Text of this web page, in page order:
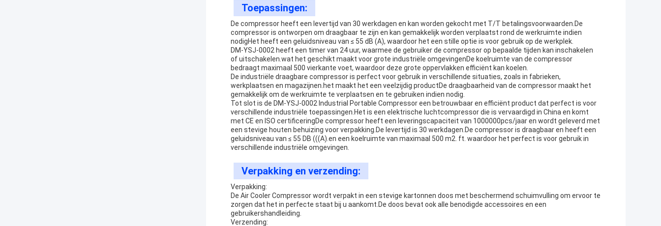
Toepassingen:
De compressor heeft een levertijd van 30 werkdagen en kan worden gekocht met T/T betalingsvoorwaarden.De
compressor is ontworpen om draagbaar te zijn en kan gemakkelijk worden verplaatst rond de werkruimte indien
nodigHet heeft een geluidsniveau van ≤ 55 dB (A), waardoor het een stille optie is voor gebruik op de werkplek.
DM-YSJ-0002 heeft een timer van 24 uur, waarmee de gebruiker de compressor op bepaalde tijden kan inschakelen
of uitschakelen.wat het geschikt maakt voor grote industriële omgevingenDe koelruimte van de compressor
bedraagt maximaal 500 vierkante voet, waardoor deze grote oppervlakken efficiënt kan koelen.
De industriële draagbare compressor is perfect voor gebruik in verschillende situaties, zoals in fabrieken,
werkplaatsen en magazijnen.het maakt het een veelzijdig productDe draagbaarheid van de compressor maakt het
gemakkelijk om de werkruimte te verplaatsen en te gebruiken indien nodig.
Tot slot is de DM-YSJ-0002 Industrial Portable Compressor een betrouwbaar en efficiënt product dat perfect is voor
verschillende industriële toepassingen.Het is een elektrische luchtcompressor die is vervaardigd in China en komt
met CE en ISO certificeringDe compressor heeft een leveringscapaciteit van 1000000pcs/jaar en wordt geleverd met
een stevige houten behuizing voor verpakking.De levertijd is 30 werkdagen.De compressor is draagbaar en heeft een
geluidsniveau van ≤ 55 DB (((A).en een koelruimte van maximaal 500 m2. ft. waardoor het perfect is voor gebruik in
verschillende industriële omgevingen.
Verpakking en verzending:
Verpakking:
De Air Cooler Compressor wordt verpakt in een stevige kartonnen doos met beschermend schuimvulling om ervoor te
zorgen dat het in perfecte staat bij u aankomt.De doos bevat ook alle benodigde accessoires en een
gebruikershandleiding.
Verzending: